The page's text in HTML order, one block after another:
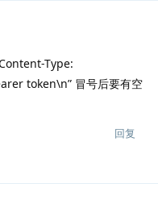
Type:
token\n” 冒号后要有空
回复